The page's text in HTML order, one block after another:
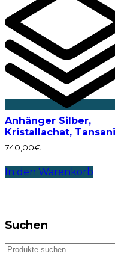
Anhänger Silber,
Kristallachat,
740,00€
In den Warenkorb
Suchen